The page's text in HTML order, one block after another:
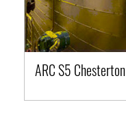
ARC S5 Chesterton